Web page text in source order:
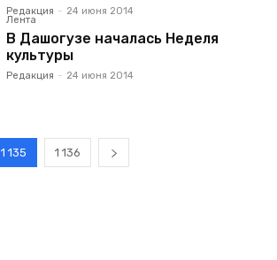
Редакция - 24 июня 2014
Лента
В Дашогузе началась Неделя
культуры
Редакция - 24 июня 2014
1 135 1 136